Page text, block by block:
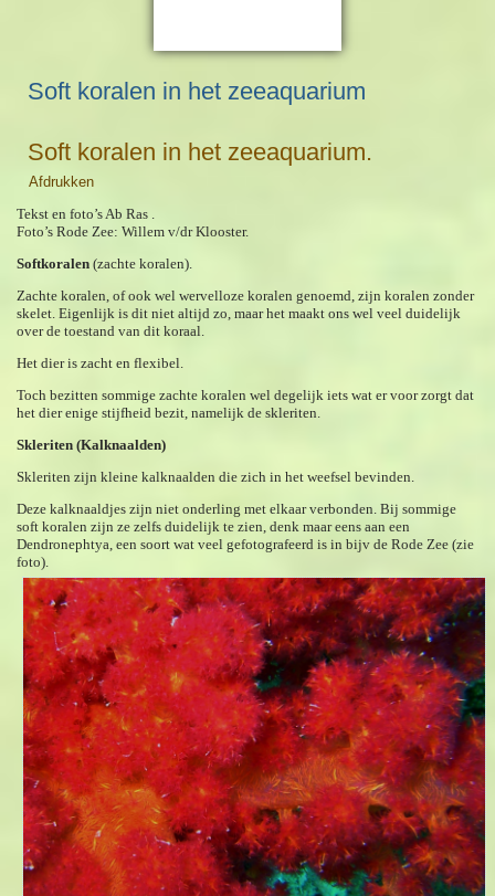
Soft koralen in het zeeaquarium
Soft koralen in het zeeaquarium.
Afdrukken
Tekst en foto’s Ab Ras .
Foto’s Rode Zee: Willem v/dr Klooster.
Softkoralen(zachte koralen).
Zachte koralen, of ook wel wervelloze koralen genoemd, zijn koralen zonder
skelet. Eigenlijk is dit niet altijd zo, maar het maakt ons wel veel duidelijk
over de toestand van dit koraal.
Het dier is zacht en flexibel.
Toch bezitten sommige zachte koralen wel degelijk iets wat er voor zorgt dat
het dier enige stijfheid bezit, namelijk de skleriten.
Skleriten (Kalknaalden)
Skleriten zijn kleine kalknaalden die zich in het weefsel bevinden.
Deze kalknaaldjes zijn niet onderling met elkaar verbonden. Bij sommige
soft koralen zijn ze zelfs duidelijk te zien, denk maar eens aan een
Dendronephtya, een soort wat veel gefotografeerd is in bijv de Rode Zee (zie
foto).